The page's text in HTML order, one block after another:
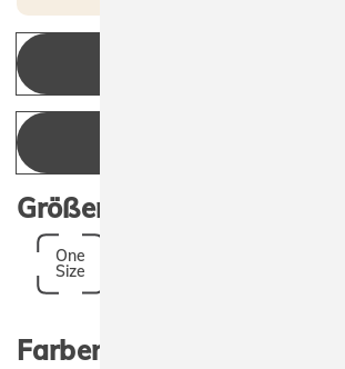
Größen:
One
Size
Farben: